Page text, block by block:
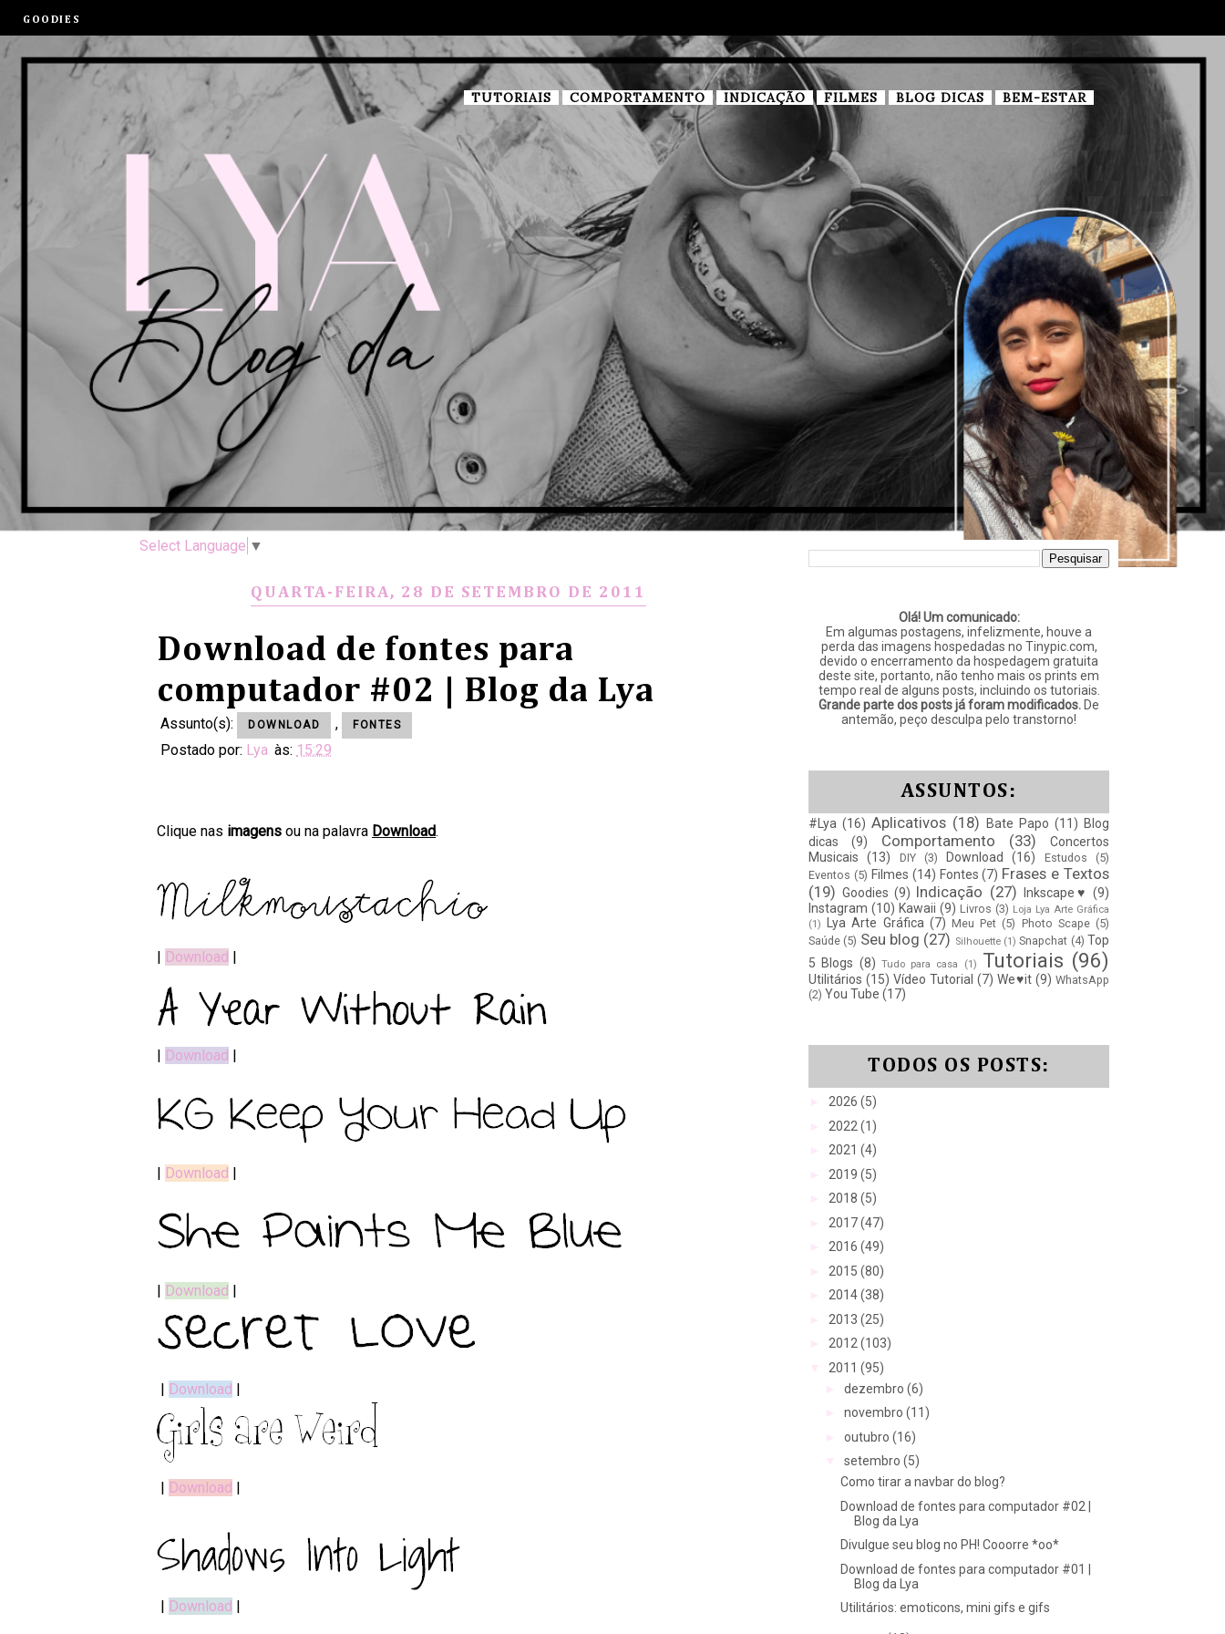
GOODIES
TUTORIAIS COMPORTAMENTO INDICAÇÃO FILMES BLOG DICAS BEM-ESTAR
Select Language ▼
QUARTA-FEIRA, 28 DE SETEMBRO DE 2011
Download de fontes para
computador #02 | Blog da Lya
Assunto(s): DOWNLOAD , FONTES
Postado por: Lya às: 15:29
Clique nas imagens ou na palavra Download.
| Download |
| Download |
| Download |
| Download |
| Download |
| Download |
| Download |
Olá! Um comunicado:
Em algumas postagens, infelizmente, houve a
perda das imagens hospedadas no Tinypic.com,
devido o encerramento da hospedagem gratuita
deste site, portanto, não tenho mais os prints em
tempo real de alguns posts, incluindo os tutoriais.
Grande parte dos posts já foram modificados. De
antemão, peço desculpa pelo transtorno!
ASSUNTOS:
#Lya (16) Aplicativos (18) Bate Papo (11) Blog
dicas
(9) Comportamento (33)
Concertos
Musicais
(13) DIY (3) Download (16) Estudos
(5)
Eventos (5) Filmes (14) Fontes (7) Frases e Textos
(19) Goodies (9) Indicação (27) Inkscape♥ (9)
Instagram (10) Kawaii (9) Livros (3) Loja Lya Arte Gráfica
(1)
Lya Arte Gráfica (7) Meu Pet (5) Photo Scape (5)
Saúde (5) Seu blog (27) Silhouette (1) Snapchat (4) Top
5 Blogs (8) Tudo para casa (1) Tutoriais (96)
Utilitários (15) Vídeo Tutorial (7) We♥it (9) WhatsApp
(2) You Tube (17)
TODOS OS POSTS:
2026 (5)
2022 (1)
2021 (4)
2019 (5)
2018 (5)
2017(47)
2016 (49)
2015 (80)
2014(38)
2013 (25)
2012 (103)
2011 (95)
dezembro (6)
novembro (11)
outubro (16)
setembro (5)
Como tirar a navbar do blog?
Download de fontes para computador #02 |
Blog da Lya
Divulgue seu blog no PH! Cooorre *oo*
Download de fontes para computador #01 |
Blog da Lya
Utilitários: emoticons, mini gifs e gifs